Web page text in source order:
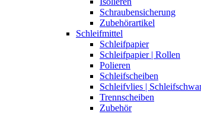
Schraubensicherung
Zubehörartikel
Schleifmittel
Schleifpapier
Schleifpapier | Rollen
Polieren
Schleifscheiben
Schleifvlies |
Trennscheiben
Zubehör